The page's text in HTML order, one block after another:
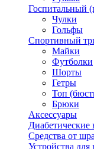
Госпитальный
Чулки
Гольфы
Спортивный
Майки
Футболки
Шорты
Гетры
Топ
Брюки
Аксессуары
Диабетические
Средства от
Устройства для